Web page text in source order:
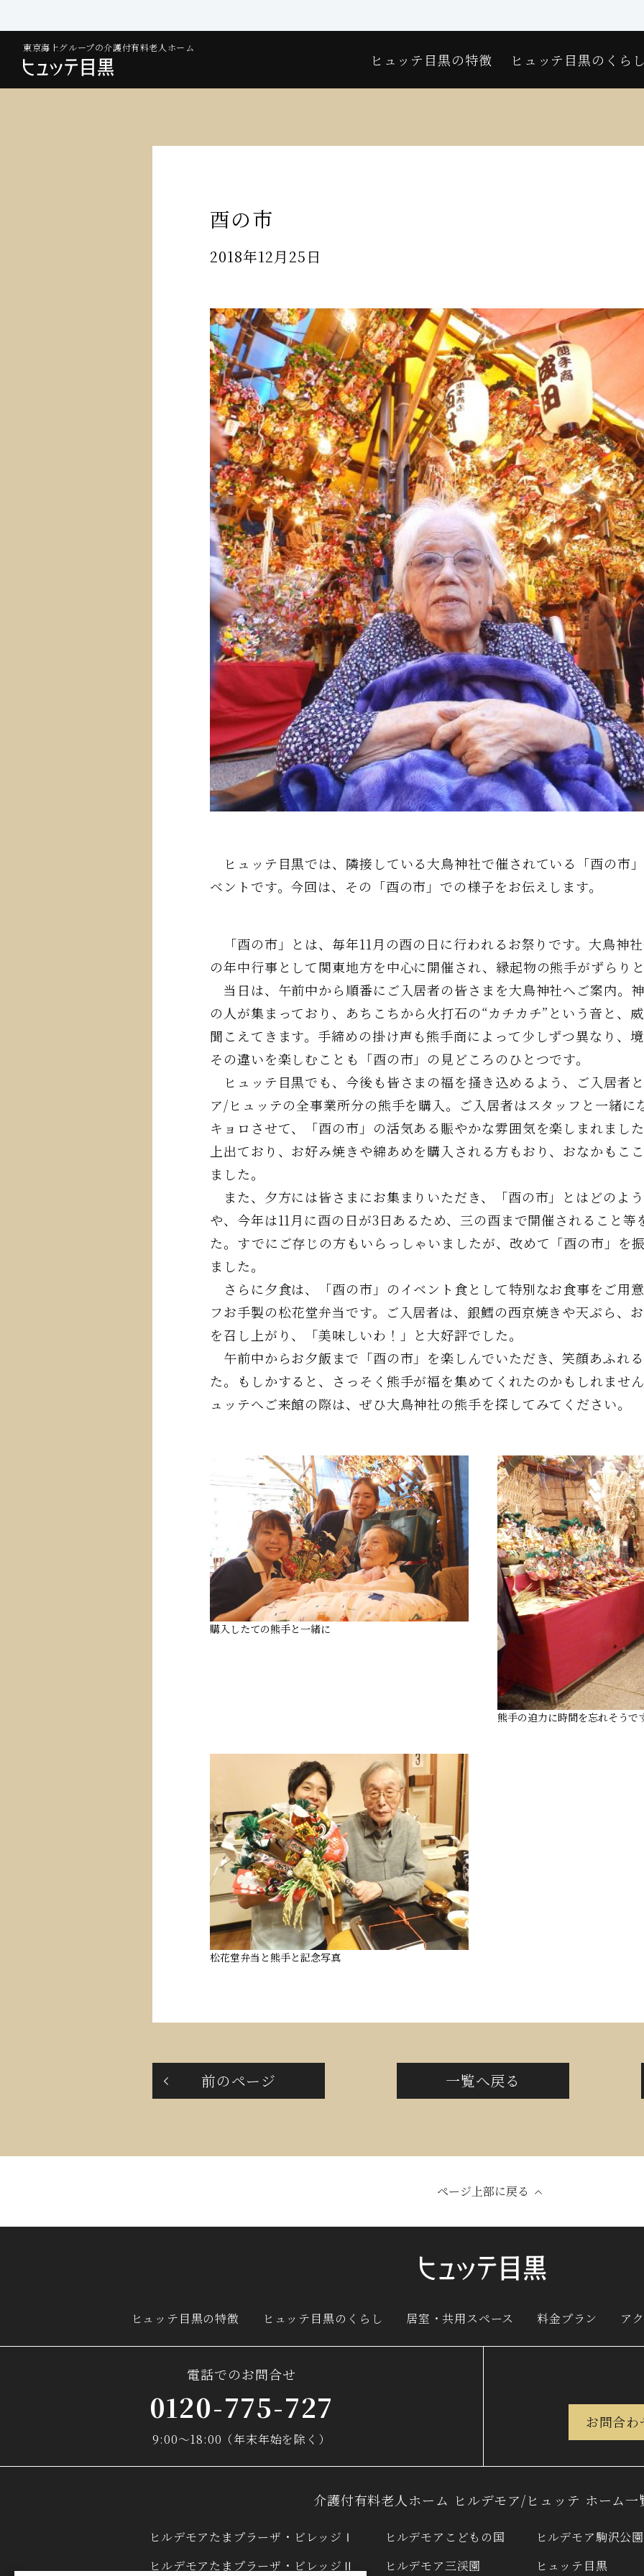
東京海上グループの介護付有料老人ホーム
ヒュッテ目黒の特徴 ヒュッテ目黒のくら
酉の市
2018年12月25日
ヒュッテ目黒では、隣接している大鳥神社で催されている「酉の市
ベントです。今回は、その「酉の市」での様子をお伝えします。
「酉の市」とは、毎年11月の酉の日に行われるお祭りです。大鳥神
の年中行事として関東地方を中心に開催され、縁起物の熊手がずらり
当日は、午前中から順番にご入居者の皆さまを大鳥神社へご案内。
の人が集まっており、あちこちから火打石の“カチカチ”という音と、
聞こえてきます。手締めの掛け声も熊手商によって少しずつ異なり、
その違いを楽しむことも「酉の市」の見どころのひとつです。
ヒュッテ目黒でも、今後も皆さまの福を掻き込めるよう、ご入居者
ア/ヒュッテの全事業所分の熊手を購入。ご入居者はスタッフと一緒に
キョロさせて、「酉の市」の活気ある賑やかな雰囲気を楽しまれまし
上出ており、お好み焼きや綿あめを購入される方もおり、おなかもこ
ました。
また、夕方には皆さまにお集まりいただき、「酉の市」とはどのよ
や、今年は11月に酉の日が3日あるため、三の酉まで開催されること等
た。すでにご存じの方もいらっしゃいましたが、改めて「酉の市」を
ました。
さらに夕食は、「酉の市」のイベント食として特別なお食事をご用
フお手製の松花堂弁当です。ご入居者は、銀鱈の西京焼きや天ぷら、
を召し上がり、「美味しいわ！」と大好評でした。
午前中からお夕飯まで「酉の市」を楽しんでいただき、笑顔あふれ
た。もしかすると、さっそく熊手が福を集めてくれたのかもしれませ
ュッテへご来館の際は、ぜひ大鳥神社の熊手を探してみてください。
購入したての熊手と一緒に
熊手の迫力に時間を忘れそうで
松花堂弁当と熊手と記念写真
前のページ 一覧へ戻る
ページ上部に戻る
ヒュッテ目黒の特徴 ヒュッテ目黒の くらし 居室・共用スペース 料金プラン ア
電話でのお問合せ
0120-775-727
9:00～18:00（年末年始を除く）
お問合わ
介護付有料老人ホーム ヒルデモア/ヒュッテ ホーム一
ヒルデモアたまプラーザ・ビレッジⅠ
ヒルデモアたまプラーザ・ビレッジⅡ
ヒルデモアこどもの国
ヒルデモア三渓園
ヒルデモア駒沢公園
ヒュッテ目黒